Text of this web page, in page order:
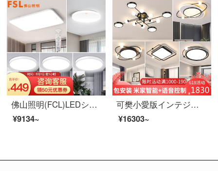
佛山照明(FCL)LEDシーリングリングプランリモコンリビングライト调色寝室灯书斎灯レストラン灯简约全白四室一厅特恵款A
¥9134~
可樊小愛版インテジ音声制御北欧ライジング全屋セット3室室室現代led吸頂客間灯5灯セット3（四室一庁）愛ちゃんバージョン（精霊版に変えられます）
¥16303~